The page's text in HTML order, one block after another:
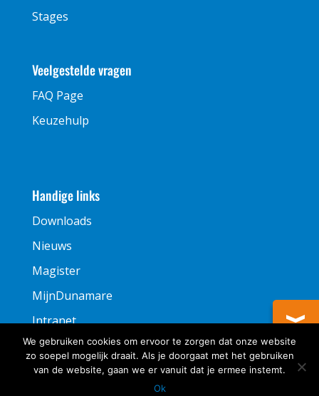
Stages
Veelgestelde vragen
FAQ Page
Keuzehulp
Handige links
Downloads
Nieuws
Magister
MijnDunamare
Intranet
We gebruiken cookies om ervoor te zorgen dat onze website
zo soepel mogelijk draait. Als je doorgaat met het gebruiken
van de website, gaan we er vanuit dat je ermee instemt.
Ok